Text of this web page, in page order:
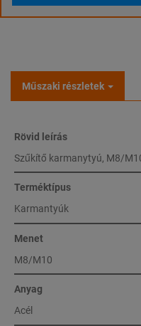
Műszaki részletek
Rövid leírás
Szűkítő karmanytyú, M8/
Terméktípus
Karmantyúk
Menet
M8/M10
Anyag
Acél